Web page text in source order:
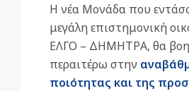
Η νέα Μονάδα που
μεγάλη επιστημονική
ΕΛΓΟ – ΔΗΜΗΤΡΑ, θα
περαιτέρω στην
ποιότητας και της